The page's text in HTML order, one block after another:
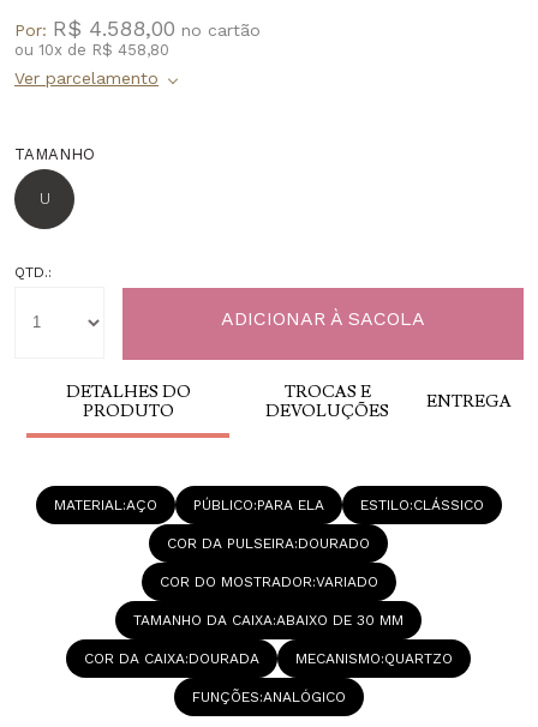
Por: R$ 4.588,00
ou 10x de R$ 458,80
TAMANHO
U
QTD.:
DETALHES DO
PRODUTO
TROCAS E
DEVOLUÇÕES
ENTREGA
MATERIAL AÇO PÚBLICO PARA ELA ESTILO CLÁSSICO
COR DA PULSEIRA DOURADO
COR DO MOSTRADOR VARIADO
TAMANHO DA CAIXA ABAIXO DE 30 MM
COR DA CAIXA DOURADA MECANISMO QUARTZO
FUNÇÕES ANALÓGICO